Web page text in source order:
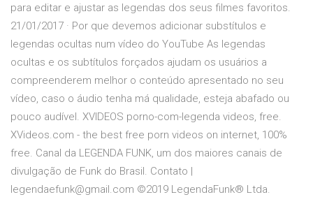
para editar e ajustar as legendas dos seus filmes favoritos.
21/01/2017 · Por que devemos adicionar substítulos e
legendas ocultas num vídeo do YouTube As legendas
ocultas e os subtítulos forçados ajudam os usuários a
compreenderem melhor o conteúdo apresentado no seu
vídeo, caso o áudio tenha má qualidade, esteja abafado ou
pouco audível. XVIDEOS porno-com-legenda videos, free.
XVideos.com - the best free porn videos on internet, 100%
free. Canal da LEGENDA FUNK, um dos maiores canais de
divulgação de Funk do Brasil. Contato |
legendaefunk@gmail.com ©2019 LegendaFunk® Ltda.